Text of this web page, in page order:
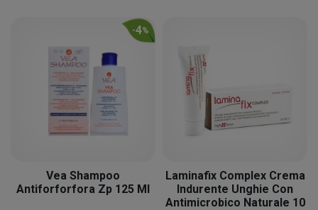
-4%
Vea Shampoo
Antiforforfora Zp 125 Ml
Laminafix Complex Crema
Indurente Unghie Con
Antimicrobico Naturale 10